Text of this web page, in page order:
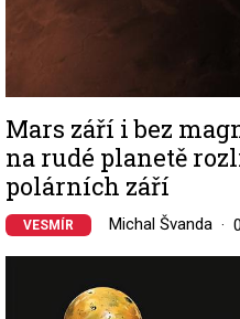
Mars září i bez
na rudé planetě
polárních září
VESMÍR Michal Švanda